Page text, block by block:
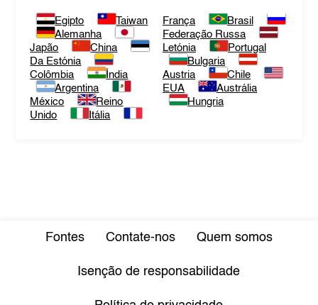
Egipto
Taiwan
Alemanha
Japão
China
Da Estónia
Colômbia
Índia
Argentina
México
Reino
Unido
Itália
França
Brasil
Federação Russa
Letónia
Portugal
Bulgaria
Austria
Chile
EUA
Austrália
Hungria
Fontes Contate-nos Quem somos
Isenção de responsabilidade